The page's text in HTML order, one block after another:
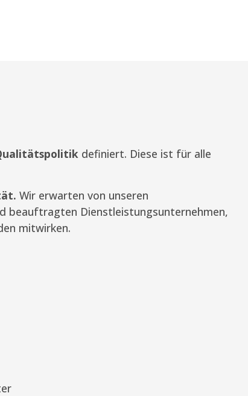
definiert. Diese ist für alle
Wir erwarten von unseren
beauftragten Dienstleistungsunternehmen,
mitwirken.